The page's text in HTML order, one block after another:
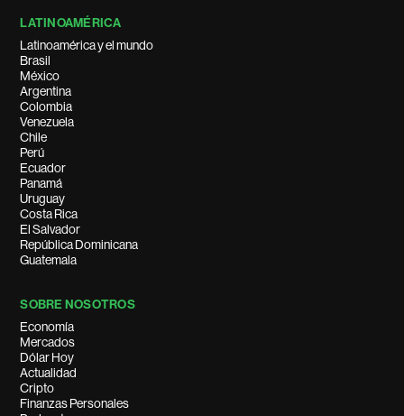
LATINOAMÉRICA
Latinoamérica y el mundo
Brasil
México
Argentina
Colombia
Venezuela
Chile
Perú
Ecuador
Panamá
Uruguay
Costa Rica
El Salvador
República Dominicana
Guatemala
SOBRE NOSOTROS
Economía
Mercados
Dólar Hoy
Actualidad
Cripto
Finanzas Personales